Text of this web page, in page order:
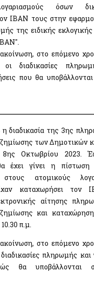
Status Report
Estimates
Valuation Register
of Objective Property
Services
Center (NNC)-
horizontal
and management
Authorization Service
information systems
Human Resources
Valuers
Register
Handling and Digital
Digital Services
Tank Register
Register
affected by Covid-19
Platform of main
of preperty
Estimates
Valuation Register
correction statement
Main House of the
/ Businesses
/ Leaseholds
όσων
ΙΒΑΝ τους στην
της ειδικής
στο επόμενο
οι διαδικασίες
που θα υποβάλλονται
διαδικασία της 3ης
των Δημοτικών
Οκτωβρίου 2023.
έχει γίνει η πίστωση
στους ατομικούς
καταχωρήσει τον
αίτησης
και
π.μ.
στο επόμενο
πληρωμής και
θα υποβάλλονται